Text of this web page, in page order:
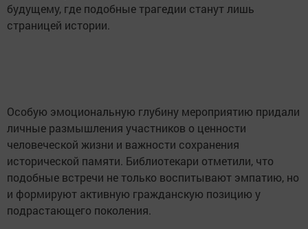
будущему, где подобные трагедии станут лишь
страницей истории.
Особую эмоциональную глубину мероприятию придали
личные размышления участников о ценности
человеческой жизни и важности сохранения
исторической памяти. Библиотекари отметили, что
подобные встречи не только воспитывают эмпатию, но
и формируют активную гражданскую позицию у
подрастающего поколения.